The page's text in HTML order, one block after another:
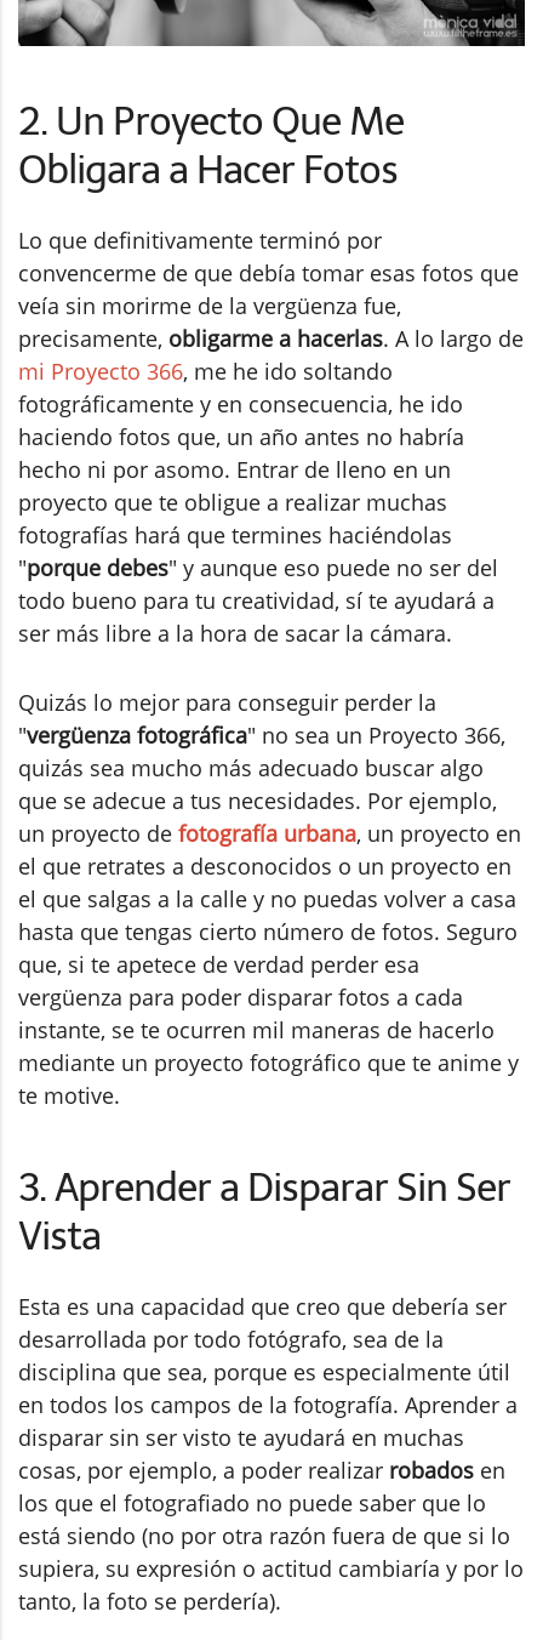
2. Un Proyecto Que Me
Obligara a Hacer Fotos
Lo que definitivamente terminó por
convencerme de que debía tomar esas fotos que
veía sin morirme de la vergüenza fue,
precisamente, obligarme a hacerlas. A lo largo de
mi Proyecto 366, me he ido soltando
fotográficamente y en consecuencia, he ido
haciendo fotos que, un año antes no habría
hecho ni por asomo. Entrar de lleno en un
proyecto que te obligue a realizar muchas
fotografías hará que termines haciéndolas
"porque debes" y aunque eso puede no ser del
todo bueno para tu creatividad, sí te ayudará a
ser más libre a la hora de sacar la cámara.
Quizás lo mejor para conseguir perder la
"vergüenza fotográfica" no sea un Proyecto 366,
quizás sea mucho más adecuado buscar algo
que se adecue a tus necesidades. Por ejemplo,
un proyecto de fotografía urbana, un proyecto en
el que retrates a desconocidos o un proyecto en
el que salgas a la calle y no puedas volver a casa
hasta que tengas cierto número de fotos. Seguro
que, si te apetece de verdad perder esa
vergüenza para poder disparar fotos a cada
instante, se te ocurren mil maneras de hacerlo
mediante un proyecto fotográfico que te anime y
te motive.
3. Aprender a Disparar Sin Ser
Vista
Esta es una capacidad que creo que debería ser
desarrollada por todo fotógrafo, sea de la
disciplina que sea, porque es especialmente útil
en todos los campos de la fotografía. Aprender a
disparar sin ser visto te ayudará en muchas
cosas, por ejemplo, a poder realizar robados en
los que el fotografiado no puede saber que lo
está siendo (no por otra razón fuera de que si lo
supiera, su expresión o actitud cambiaría y por lo
tanto, la foto se perdería).